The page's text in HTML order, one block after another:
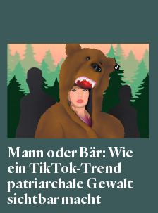
Mann oder Bär: Wie
ein TikTok-Trend
patriarchale Gewalt
sichtbar macht